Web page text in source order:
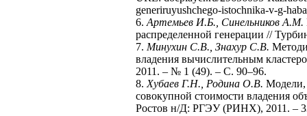
generiruyushchego-istochnika-v-g-
6.Артемьев И.Б., Синельников А.М.
распределенной генерации //
7. Минухин С.В., Знахур С.В.
владения вычислительным
2011. – № 1 (49). – С. 90–96.
8.Хубаев Г.Н., Родина О.В. Модели,
совокупной стоимости владения
Ростов н/Д: РГЭУ (РИНХ), 2011. –